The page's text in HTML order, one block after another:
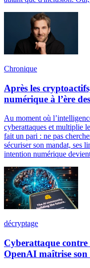
Chronique
Après les
numérique à l’ère
Au moment où
cyberattaques et multiplie
fait un pari : ne pas
sécuriser son mandat, ses
intention numérique
décryptage
Cyberattaque
OpenAI maîtrise son